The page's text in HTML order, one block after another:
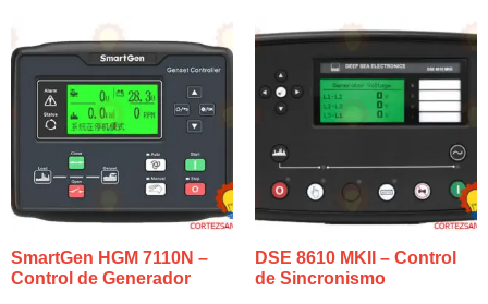
SmartGen HGM 7110N –
Control de Generador
DSE 8610 MKII – Control
de Sincronismo